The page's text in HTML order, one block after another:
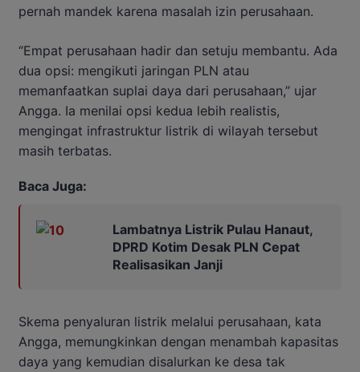
pernah mandek karena masalah izin perusahaan.
“Empat perusahaan hadir dan setuju membantu. Ada
dua opsi: mengikuti jaringan PLN atau
memanfaatkan suplai daya dari perusahaan,” ujar
Angga. Ia menilai opsi kedua lebih realistis,
mengingat infrastruktur listrik di wilayah tersebut
masih terbatas.
Baca Juga:
Lambatnya Listrik Pulau Hanaut,
DPRD Kotim Desak PLN Cepat
Realisasikan Janji
Skema penyaluran listrik melalui perusahaan, kata
Angga, memungkinkan dengan menambah kapasitas
daya yang kemudian disalurkan ke desa tak